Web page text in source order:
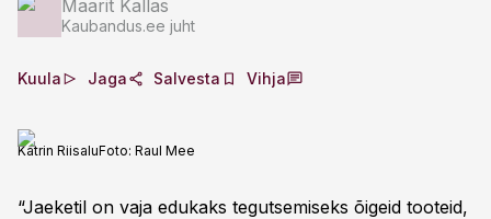
Maarit Kallas
Kaubandus.ee juht
Kuula Jaga Salvesta Vihja
Katrin RiisaluFoto: Raul Mee
“Jaeketil on vaja edukaks tegutsemiseks õigeid tooteid,